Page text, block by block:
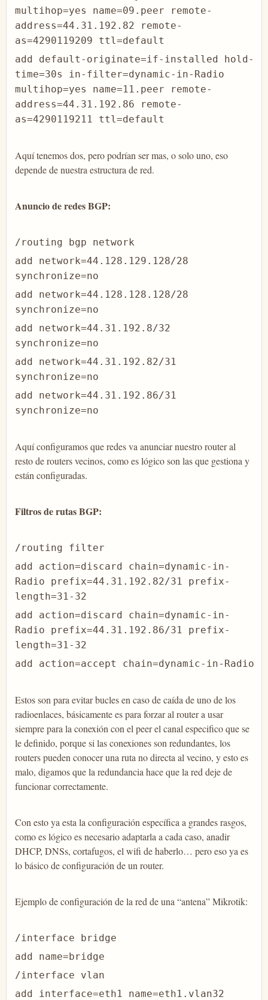
multihop=yes name=09.peer remote-
address=44.31.192.82 remote-
as=4290119209 ttl=default
add default-originate=if-installed hold-
time=30s in-filter=dynamic-in-Radio
multihop=yes name=11.peer remote-
address=44.31.192.86 remote-
as=4290119211 ttl=default
Aquí tenemos dos, pero podrían ser mas, o solo uno, eso
depende de nuestra estructura de red.
Anuncio de redes BGP:
/routing bgp network
add network=44.128.129.128/28
synchronize=no
add network=44.128.128.128/28
synchronize=no
add network=44.31.192.8/32
synchronize=no
add network=44.31.192.82/31
synchronize=no
add network=44.31.192.86/31
synchronize=no
Aquí configuramos que redes va anunciar nuestro router al
resto de routers vecinos, como es lógico son las que gestiona y
están configuradas.
Filtros de rutas BGP:
/routing filter
add action=discard chain=dynamic-in-
Radio prefix=44.31.192.82/31 prefix-
length=31-32
add action=discard chain=dynamic-in-
Radio prefix=44.31.192.86/31 prefix-
length=31-32
add action=accept chain=dynamic-in-Radio
Estos son para evitar bucles en caso de caída de uno de los
radioenlaces, básicamente es para forzar al router a usar
siempre para la conexión con el peer el canal especifico que se
le definido, porque si las conexiones son redundantes, los
routers pueden conocer una ruta no directa al vecino, y esto es
malo, digamos que la redundancia hace que la red deje de
funcionar correctamente.
Con esto ya esta la configuración específica a grandes rasgos,
como es lógico es necesario adaptarla a cada caso, anadir
DHCP, DNSs, cortafugos, el wifi de haberlo… pero eso ya es
lo básico de configuración de un router.
Ejemplo de configuración de la red de una “antena” Mikrotik:
/interface bridge
add name=bridge
/interface vlan
add interface=eth1 name=eth1.vlan32